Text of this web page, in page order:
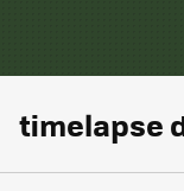
timelapse